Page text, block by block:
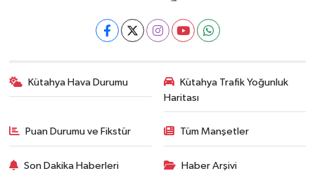
Kütahya Hava Durumu
Kütahya Trafik Yoğunluk
Haritası
Puan Durumu ve Fikstür Tüm Manşetler
Son Dakika Haberleri Haber Arşivi